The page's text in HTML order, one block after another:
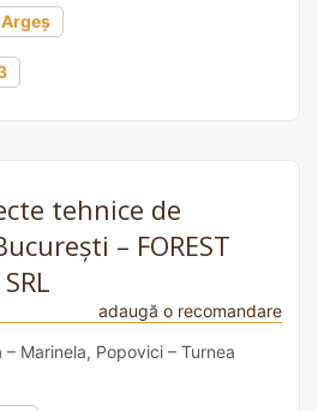
Argeș
tehnice de
– FOREST
adaugă o recomandare
Marinela, Popovici – Turnea